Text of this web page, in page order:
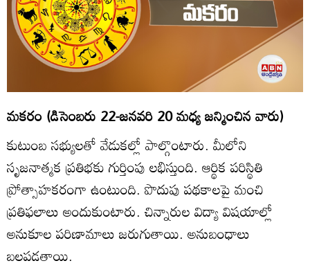
మకరం (డిసెంబరు 22-జనవరి 20 మధ్య జన్మించిన వారు)
కుటుంబ సభ్యులతో వేడుకల్లో పాల్గొంటారు. మీలోని
సృజనాత్మక ప్రతిభకు గుర్తింపు లభిస్తుంది. ఆర్థిక పరిస్థితి
ప్రోత్సాహకరంగా ఉంటుంది. పొదుపు పథకాలపై మంచి
ప్రతిఫలాలు అందుకుంటారు. చిన్నారుల విద్యా విషయాల్లో
అనుకూల పరిణామాలు జరుగుతాయి. అనుబంధాలు
బలపడతాయి.